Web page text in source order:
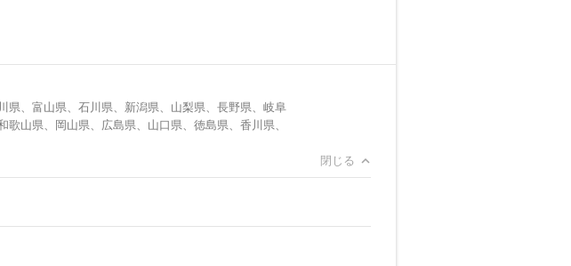
県、富山県、石川県、新潟県、山梨県、長野県、岐阜
山県、岡山県、広島県、山口県、徳島県、香川県、
閉じる